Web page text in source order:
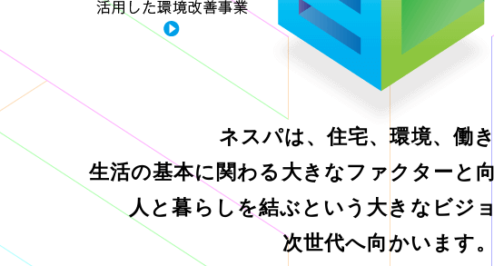
ネスパは、住宅、環境、働
生活の基本に関わる 大きなファクターと
人と暮らしを結ぶという 大きなビジ
次世代へ向かいます。